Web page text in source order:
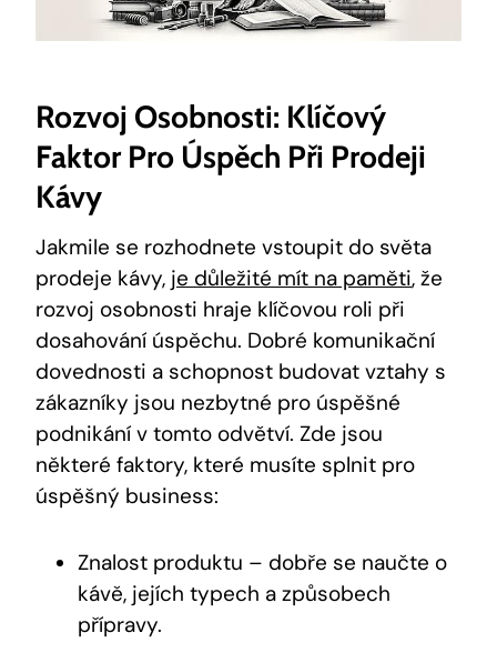
Rozvoj Osobnosti: Klíčový
Faktor Pro Úspěch Při Prodeji
Kávy
Jakmile se rozhodnete vstoupit do světa
prodeje kávy, je důležité mít na paměti, že
rozvoj osobnosti hraje klíčovou roli při
dosahování úspěchu. Dobré komunikační
dovednosti a schopnost budovat vztahy s
zákazníky jsou nezbytné pro úspěšné
podnikání v tomto odvětví. Zde jsou
některé faktory, které musíte splnit pro
úspěšný business:
Znalost produktu – dobře se naučte o
kávě, jejích typech a způsobech
přípravy.